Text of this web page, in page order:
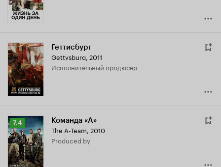
Геттисбург
Gettysburg, 2011
исполнительный продюсер
Рейтинг
Кинопоиска
7.4
7.4 Команда «А»
The A-Team, 2010
produced by